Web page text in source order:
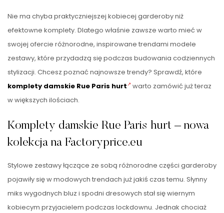
Nie ma chyba praktyczniejszej kobiecej garderoby niż
efektowne komplety. Dlatego właśnie zawsze warto mieć w
swojej ofercie różnorodne, inspirowane trendami modele
zestawy, które przydadzą się podczas budowania codziennych
stylizacji. Chcesz poznać najnowsze trendy? Sprawdź, które
komplety damskie Rue Paris hurt
warto zamówić już teraz
w większych ilościach.
Komplety damskie Rue Paris hurt – nowa
kolekcja na Factoryprice.eu
Stylowe zestawy łączące ze sobą różnorodne części garderoby
pojawiły się w modowych trendach już jakiś czas temu. Słynny
miks wygodnych bluz i spodni dresowych stał się wiernym
kobiecym przyjacielem podczas lockdownu. Jednak chociaż